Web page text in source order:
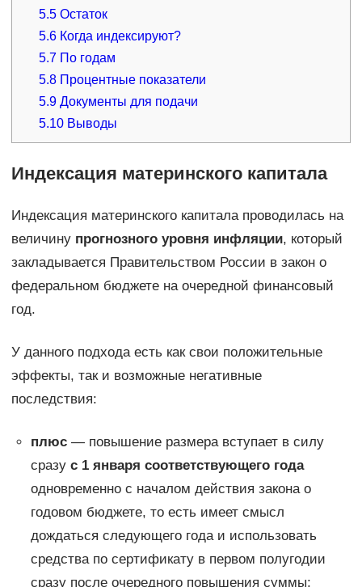
5.5 Остаток
5.6 Когда индексируют?
5.7 По годам
5.8 Процентные показатели
5.9 Документы для подачи
5.10 Выводы
Индексация материнского капитала
Индексация материнского капитала проводилась на
величину прогнозного уровня инфляции, который
закладывается Правительством России в закон о
федеральном бюджете на очередной финансовый
год.
У данного подхода есть как свои положительные
эффекты, так и возможные негативные
последствия:
плюс— повышение размера вступает в силу
сразу с 1 января соответствующего года
одновременно с началом действия закона о
годовом бюджете, то есть имеет смысл
дождаться следующего года и использовать
средства по сертификату в первом полугодии
сразу после очередного повышения суммы;